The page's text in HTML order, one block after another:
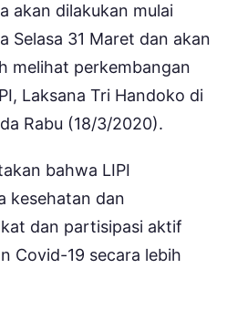
akan dilakukan mulai
Selasa 31 Maret dan akan
melihat perkembangan
Laksana Tri Handoko di
Rabu (18/3/2020).
bahwa LIPI
kesehatan dan
dan partisipasi aktif
Covid-19 secara lebih